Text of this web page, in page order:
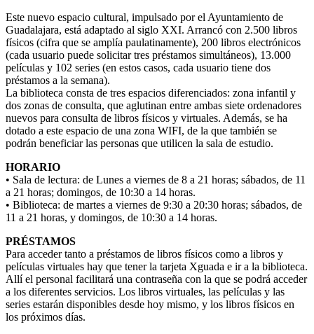
Este nuevo espacio cultural, impulsado por el Ayuntamiento de
Guadalajara, está adaptado al siglo XXI. Arrancó con 2.500 libros
físicos (cifra que se amplía paulatinamente), 200 libros electrónicos
(cada usuario puede solicitar tres préstamos simultáneos), 13.000
películas y 102 series (en estos casos, cada usuario tiene dos
préstamos a la semana).
La biblioteca consta de tres espacios diferenciados: zona infantil y
dos zonas de consulta, que aglutinan entre ambas siete ordenadores
nuevos para consulta de libros físicos y virtuales. Además, se ha
dotado a este espacio de una zona WIFI, de la que también se
podrán beneficiar las personas que utilicen la sala de estudio.
HORARIO
• Sala de lectura: de Lunes a viernes de 8 a 21 horas; sábados, de 11
a 21 horas; domingos, de 10:30 a 14 horas.
• Biblioteca: de martes a viernes de 9:30 a 20:30 horas; sábados, de
11 a 21 horas, y domingos, de 10:30 a 14 horas.
PRÉSTAMOS
Para acceder tanto a préstamos de libros físicos como a libros y
películas virtuales hay que tener la tarjeta Xguada e ir a la biblioteca.
Allí el personal facilitará una contraseña con la que se podrá acceder
a los diferentes servicios. Los libros virtuales, las películas y las
series estarán disponibles desde hoy mismo, y los libros físicos en
los próximos días.